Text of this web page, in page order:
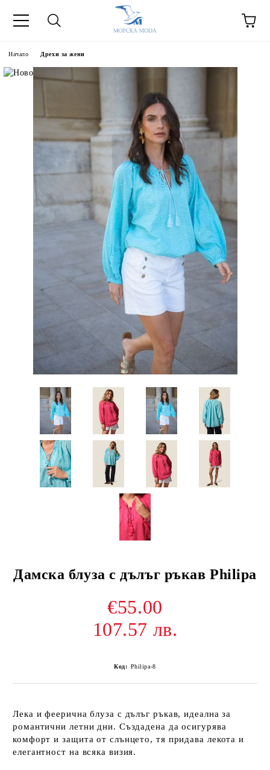
Начало Дрехи за жени
Дамска блуза с дълъг ръкав Philipa
€55.00
107.57 лв.
Код: Philipa-8
Лека и феерична блуза с дълъг ръкав, идеална за
романтични летни дни. Създадена да осигурява
комфорт и защита от слънцето, тя придава лекота и
елегантност на всяка визия.